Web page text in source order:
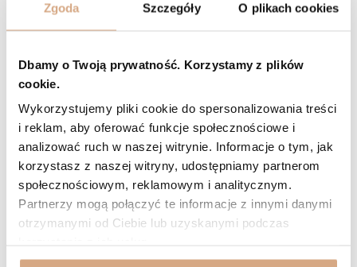
Zgoda Szczegóły O plikach cookies
Dbamy o Twoją prywatność. Korzystamy z plików
cookie.
Wykorzystujemy pliki cookie do spersonalizowania treści
i reklam, aby oferować funkcje społecznościowe i
analizować ruch w naszej witrynie. Informacje o tym, jak
korzystasz z naszej witryny, udostępniamy partnerom
społecznościowym, reklamowym i analitycznym.
Partnerzy mogą połączyć te informacje z innymi danymi
otrzymanymi od Ciebie lub uzyskanymi podczas
CHWILOWO NIEDOSTĘPNY